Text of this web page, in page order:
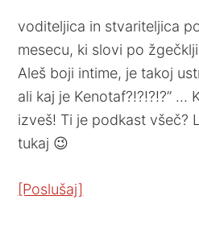
voditeljica in stvariteljica
mesecu, ki slovi po
Aleš boji intime, je takoj
ali kaj je Kenotaf?!?!?!?” …
izveš! Ti je podkast všeč?
tukaj 😉
[Poslušaj]